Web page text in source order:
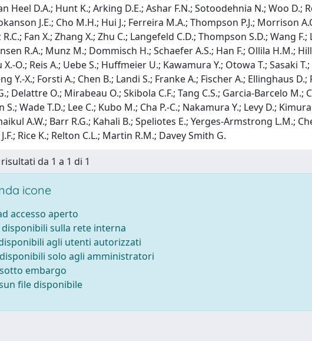
Heel D.A.; Hunt K.; Arking D.E.; Ashar F.N.; Sotoodehnia N.; Woo D.;
J.E.; Cho M.H.; Hui J.; Ferreira M.A.; Thompson P.J.; Morrison
R.C.; Fan X.; Zhang X.; Zhu C.; Langefeld C.D.; Thompson S.D.; Wang
R.A.; Munz M.; Dommisch H.; Schaefer A.S.; Han F.; Ollila H.M.;
X.-O.; Reis A.; Uebe S.; Huffmeier U.; Kawamura Y.; Otowa T.; Sasaki
Y.-X.; Forsti A.; Chen B.; Landi S.; Franke A.; Fischer A.; Ellinghaus D.;
Delattre O.; Mirabeau O.; Skibola C.F.; Tang C.S.; Garcia-Barcelo M.;
S.; Wade T.D.; Lee C.; Kubo M.; Cha P.-C.; Nakamura Y.; Levy D.;
A.W.; Barr R.G.; Kahali B.; Speliotes E.; Yerges-Armstrong L.M.;
Rice K.; Relton C.L.; Martin R.M.; Davey Smith G.
da 1 a 1 di 1
icone
accesso aperto
sulla rete interna
agli utenti autorizzati
solo agli amministratori
embargo
file disponibile